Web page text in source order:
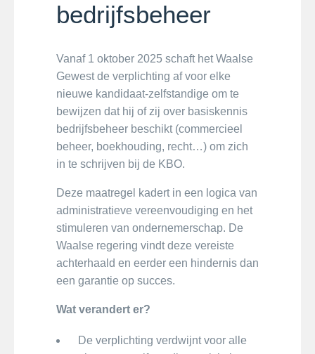
bedrijfsbeheer
Vanaf 1 oktober 2025 schaft het Waalse
Gewest de verplichting af voor elke
nieuwe kandidaat-zelfstandige om te
bewijzen dat hij of zij over basiskennis
bedrijfsbeheer beschikt (commercieel
beheer, boekhouding, recht…) om zich
in te schrijven bij de KBO.
Deze maatregel kadert in een logica van
administratieve vereenvoudiging en het
stimuleren van ondernemerschap. De
Waalse regering vindt deze vereiste
achterhaald en eerder een hindernis dan
een garantie op succes.
Wat verandert er?
De verplichting verdwijnt voor alle